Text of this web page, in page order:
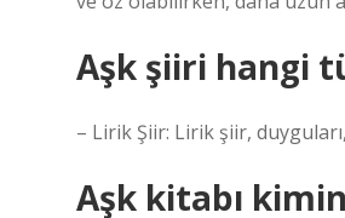
Aşk şiiri hangi
– Lirik Şiir: Lirik şiir,
Aşk kitabı